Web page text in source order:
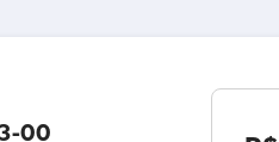
00